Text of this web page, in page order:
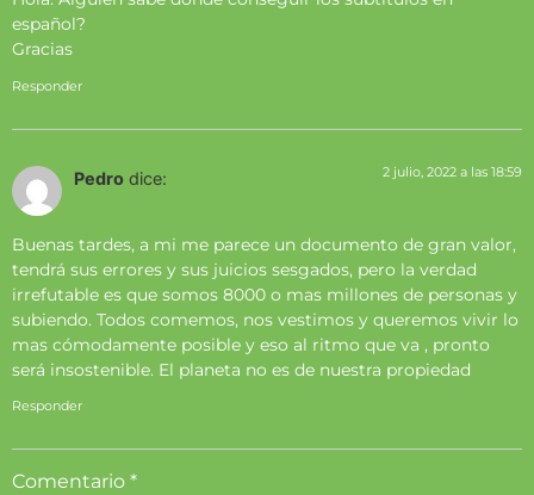
español?
Gracias
Responder
Pedro dice: 2 julio, 2022 a las 18:59
Buenas tardes, a mi me parece un documento de gran valor,
tendrá sus errores y sus juicios sesgados, pero la verdad
irrefutable es que somos 8000 o mas millones de personas y
subiendo. Todos comemos, nos vestimos y queremos vivir lo
mas cómodamente posible y eso al ritmo que va , pronto
será insostenible. El planeta no es de nuestra propiedad
Responder
Comentario *